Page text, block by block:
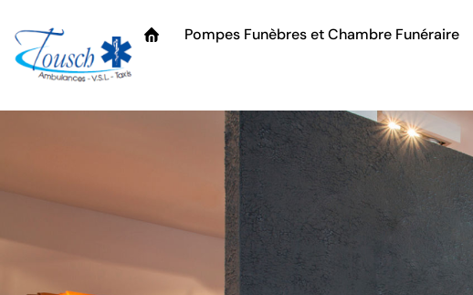
Pompes Funèbres et Chambre Funéraire